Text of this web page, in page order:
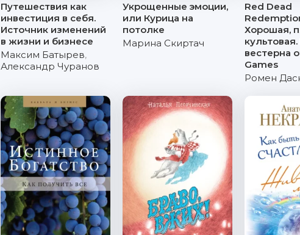
Путешествия как
инвестиция в себя.
Источник изменений
в жизни и бизнесе
Максим Батырев,
Александр Чуранов
Укрощенные эмоции,
или Курица на
потолке
Марина Скиртач
Red Dead
Хорошая,
вестерна
Games
Ромен